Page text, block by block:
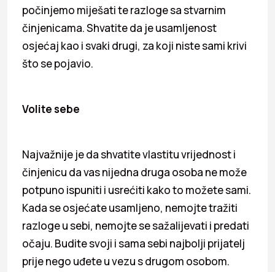
počinjemo miješati te razloge sa stvarnim
činjenicama. Shvatite da je usamljenost
osjećaj kao i svaki drugi, za koji niste sami krivi
što se pojavio.
Volite sebe
Najvažnije je da shvatite vlastitu vrijednost i
činjenicu da vas nijedna druga osoba ne može
potpuno ispuniti i usrećiti kako to možete sami.
Kada se osjećate usamljeno, nemojte tražiti
razloge u sebi, nemojte se sažalijevati i predati
očaju. Budite svoji i sama sebi najbolji prijatelj
prije nego uđete u vezu s drugom osobom.